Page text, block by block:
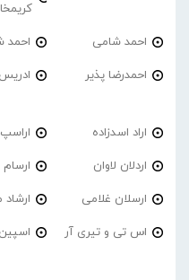
احمد شامی احمد
احمدرضا پذیر
اراد اسدزاده اراسپ
اردلان لاوان ارسام
ارسلان غلامی
اس تی و تیری آر اسپین